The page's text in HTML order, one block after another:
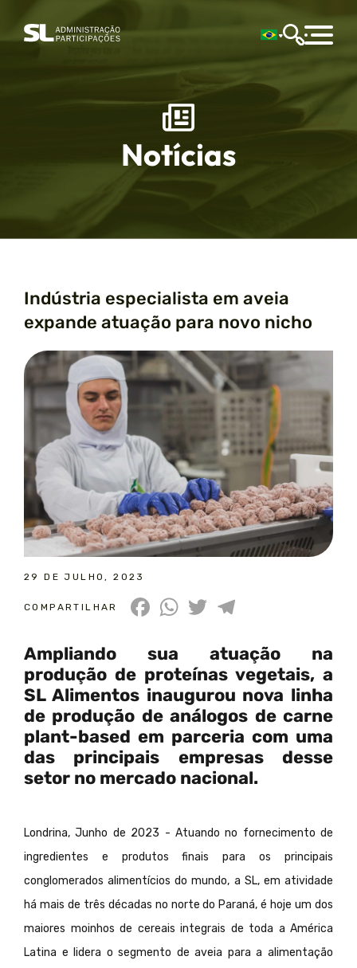
Notícias
Indústria especialista em aveia
expande atuação para novo nicho
29 DE JULHO, 2023
COMPARTILHAR FacebookWhatsApp
Twitter
Ampliando sua atuação na
produção de proteínas vegetais, a
SL Alimentos inaugurou nova linha
de produção de análogos de carne
plant-based em parceria com uma
das principais empresas desse
setor no mercado nacional.
Londrina, Junho de 2023 - Atuando no fornecimento de
ingredientes e produtos finais para os principais
conglomerados alimentícios do mundo, a SL, em atividade
há mais de três décadas no norte do Paraná, é hoje um dos
maiores moinhos de cereais integrais de toda a América
Latina e lidera o segmento de aveia para a alimentação